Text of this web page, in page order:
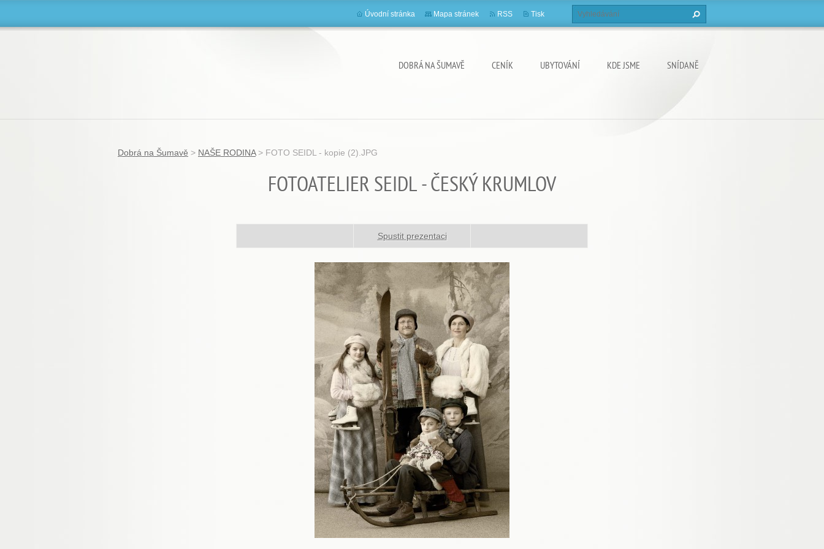
DOBRÁ NA ŠUMAVĚ CENÍK UBYTOVÁNÍ KDE JSME SNÍDANĚ
Úvodní stránka Mapa stránek RSS Tisk
Dobrá na Šumavě > NAŠE RODINA > FOTO SEIDL - kopie (2).JPG
FOTOATELIER SEIDL - ČESKÝ KRUMLOV
Spustit prezentaci